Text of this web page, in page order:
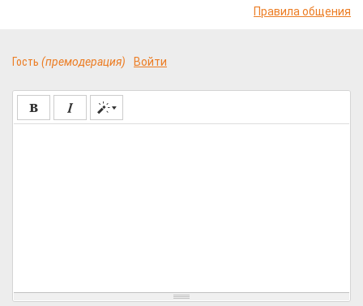
Правила общения
Гость (премодерация) Войти